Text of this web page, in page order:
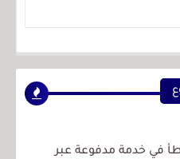
في خدمة مدفوعة عبر